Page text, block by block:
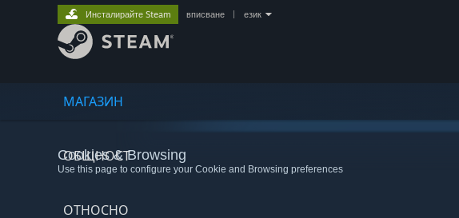
МАГАЗИН
ОБЩНОСТ
ОТНОСНО
Инсталирайте Steam вписване език
Cookies & Browsing
Use this page to configure your Cookie and Browsing preferences